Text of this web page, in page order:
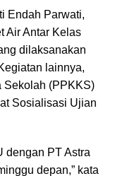
Endah Parwati,
Air Antar Kelas
dilaksanakan
lainnya,
Sekolah (PPKKS)
Sosialisasi Ujian
dengan PT Astra
depan,” kata